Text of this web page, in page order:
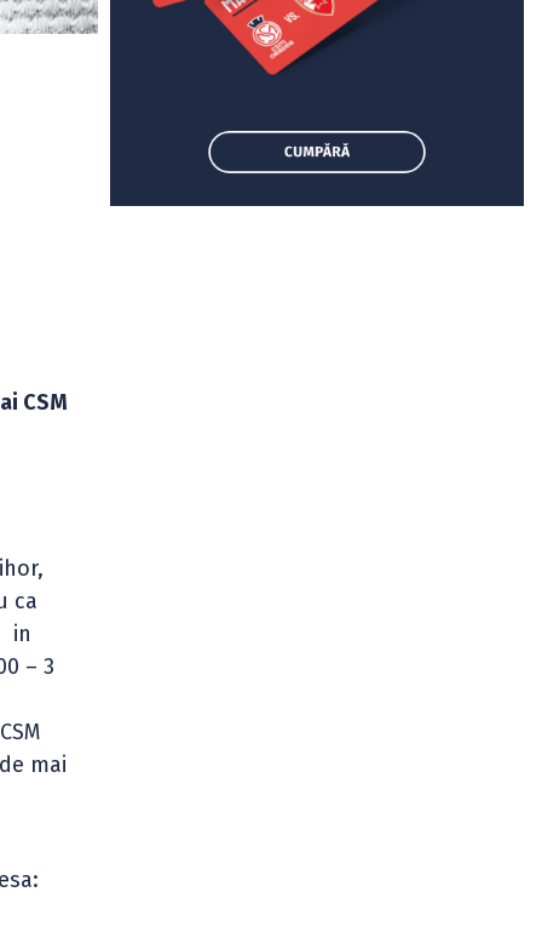
CSM
ca
in
– 3
mai